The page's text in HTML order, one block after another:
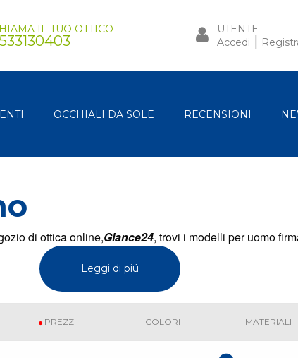
IL TUO OTTICO
UTENTE
Accedi |
OCCHIALI DA SOLE RECENSIONI
di ottica online,Glance24, trovi i modelli per uomo
Leggi di piú
PREZZI COLORI MATERIALI